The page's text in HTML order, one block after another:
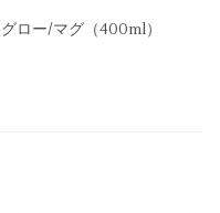
ロー/マグ（400ml）